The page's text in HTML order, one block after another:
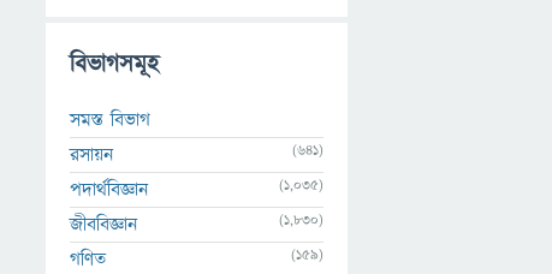
বিভাগসমূহ
সমস্ত বিভাগ
রসায়ন
(641)
পদার্থবিজ্ঞান (1,035)
জীববিজ্ঞান (1,830)
গণিত (159)